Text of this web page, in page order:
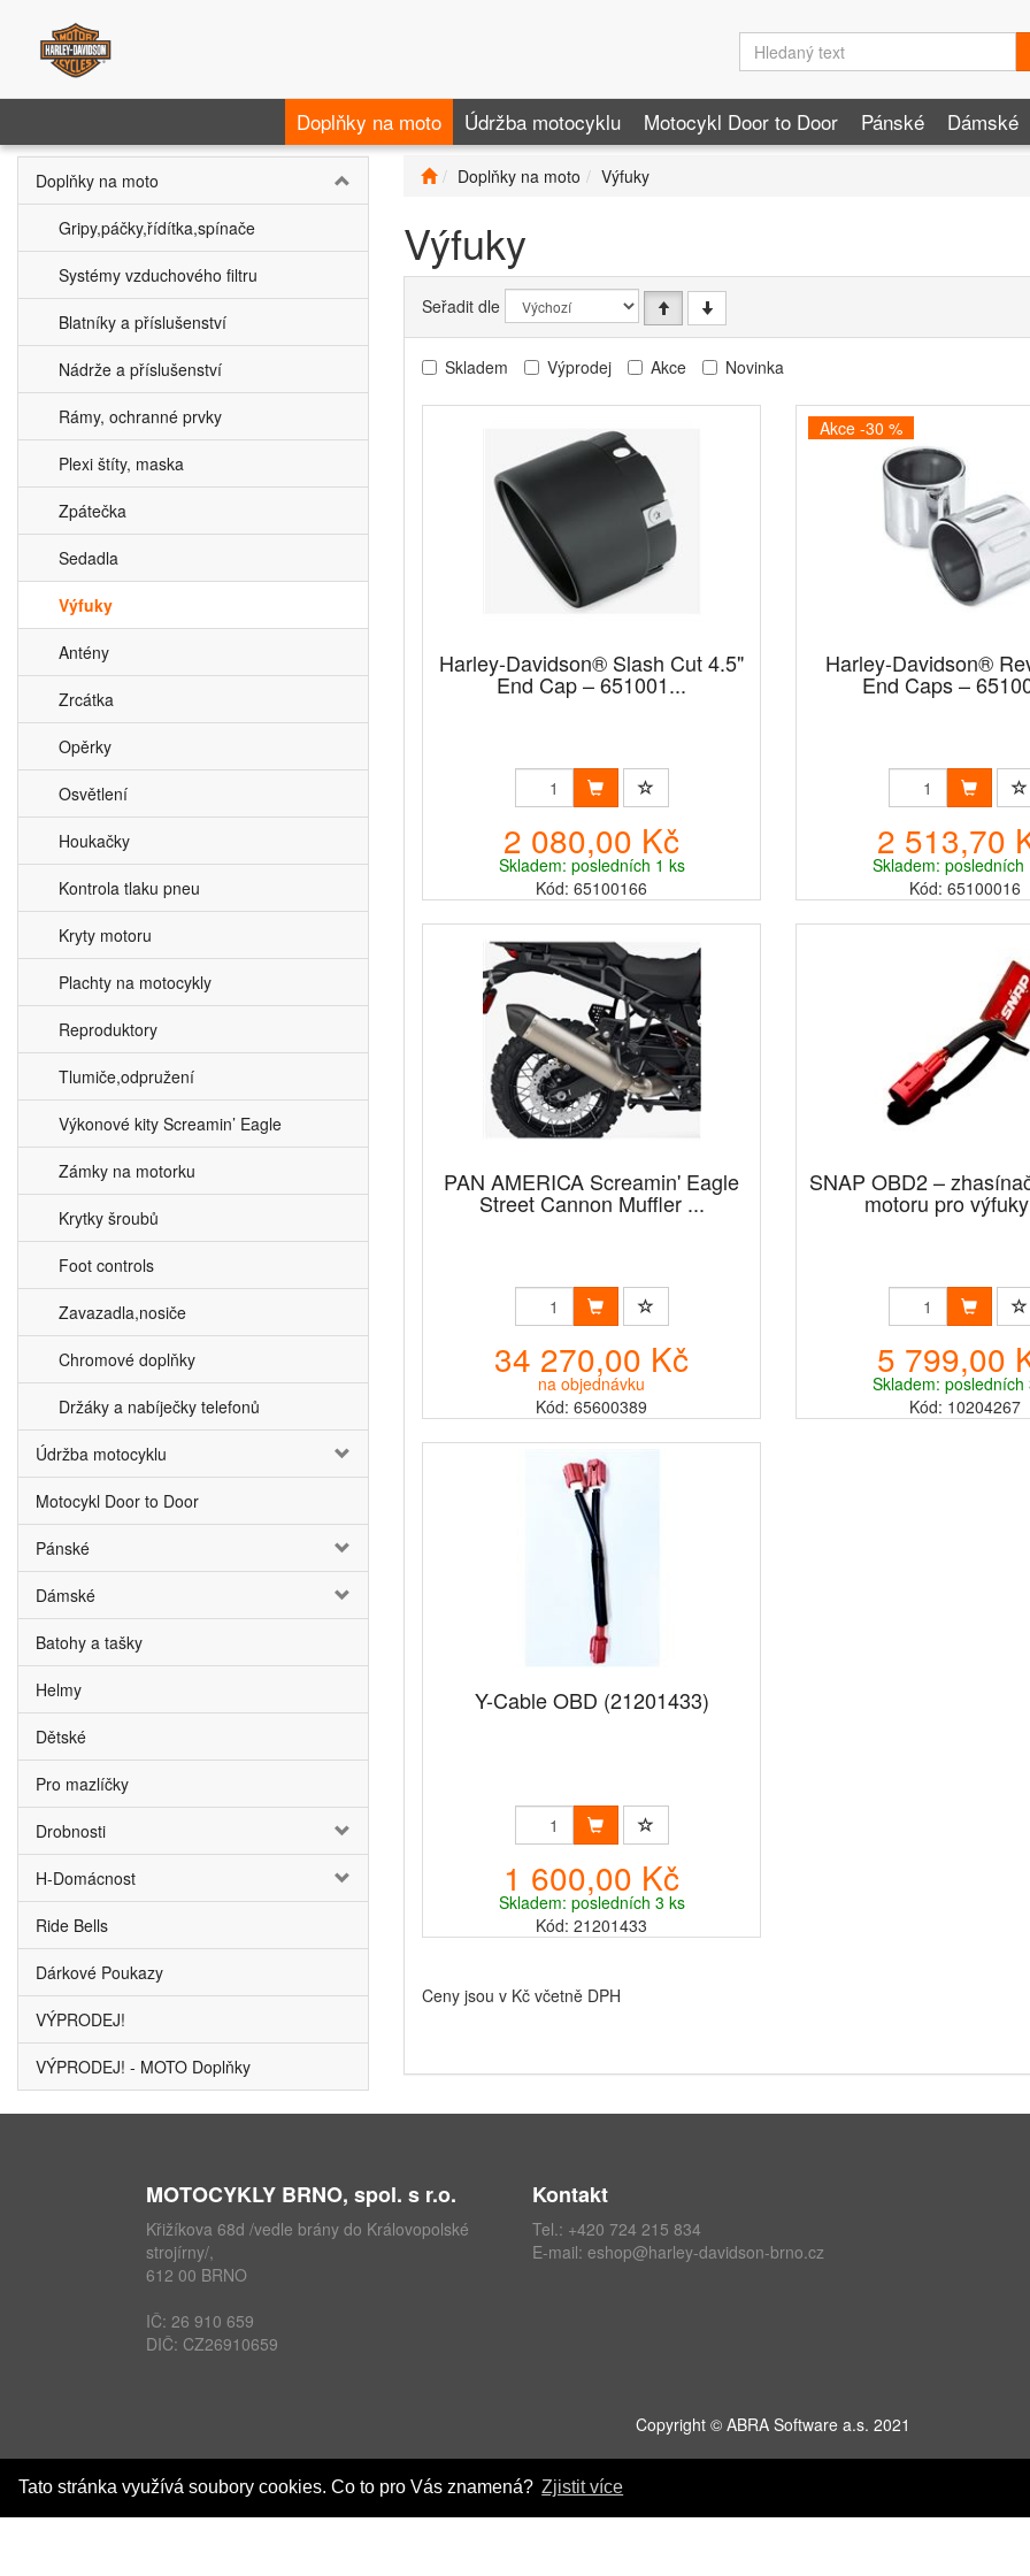
Tato stránka využívá soubory cookies. Co to pro Vás znamená? Zjistit více
Doplňky na moto Údržba motocyklu Motocykl Door to Door Pánské Dámské
Doplňky na moto
Gripy,páčky,řídítka,spínače
Systémy vzduchového filtru
Blatníky a příslušenství
Nádrže a příslušenství
Rámy, ochranné prvky
Plexi štíty, maska
Zpátečka
Sedadla
Výfuky
Antény
Zrcátka
Opěrky
Osvětlení
Houkačky
Kontrola tlaku pneu
Kryty motoru
Plachty na motocykly
Reproduktory
Tlumiče,odpružení
Výkonové kity Screamin’ Eagle
Zámky na motorku
Krytky šroubů
Foot controls
Zavazadla,nosiče
Chromové doplňky
Držáky a nabíječky telefonů
Údržba motocyklu
Motocykl Door to Door
Pánské
Dámské
Batohy a tašky
Helmy
Dětské
Pro mazlíčky
Drobnosti
H-Domácnost
Ride Bells
Dárkové Poukazy
VÝPRODEJ!
VÝPRODEJ! - MOTO Doplňky
Doplňky na moto Výfuky
Výfuky
Seřadit dle
Skladem Výprodej Akce Novinka
Harley-Davidson® Slash Cut 4.5"
End Cap – 651001...
2 080,00 Kč
Skladem: posledních 1 ks
Kód: 65100166
Akce -30 %
Harley-Davidson®
End Caps –
2 513,70
Skladem: posledních
Kód: 65100016
PAN AMERICA Screamin' Eagle
Street Cannon Muffler ...
34 270,00 Kč
na objednávku
Kód: 65600389
SNAP OBD2 –
motoru pro
5 799,00
Skladem: posledních
Kód: 10204267
Y-Cable OBD (21201433)
1 600,00 Kč
Skladem: posledních 3 ks
Kód: 21201433
Ceny jsou v Kč včetně DPH
MOTOCYKLY BRNO, spol. s r.o.
Křižíkova 68d /vedle brány do Královopolské
strojírny/,
612 00 BRNO
IČ: 26 910 659
DIČ: CZ26910659
Kontakt
Tel.: +420 724 215 834
E-mail: eshop@harley-davidson-brno.cz
Copyright © ABRA Software a.s. 2021